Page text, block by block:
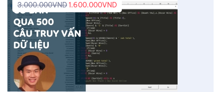
3.000.000VND1.600.000VND